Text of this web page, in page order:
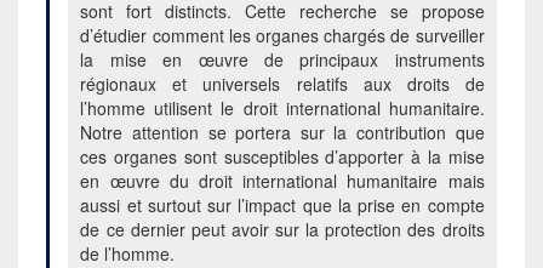
sont fort distincts. Cette recherche se propose
d’étudier comment les organes chargés de surveiller
la mise en œuvre de principaux instruments
régionaux et universels relatifs aux droits de
l’homme utilisent le droit international humanitaire.
Notre attention se portera sur la contribution que
ces organes sont susceptibles d’apporter à la mise
en œuvre du droit international humanitaire mais
aussi et surtout sur l’impact que la prise en compte
de ce dernier peut avoir sur la protection des droits
de l’homme.